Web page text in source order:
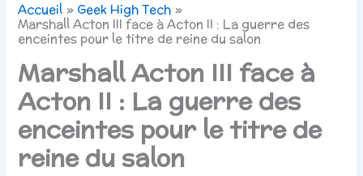
Accueil
Geek High Tech
Marshall Acton III face à Acton II : La guerre des
enceintes pour le titre de reine du salon
Marshall Acton III face à
Acton II : La guerre des
enceintes pour le titre de
reine du salon